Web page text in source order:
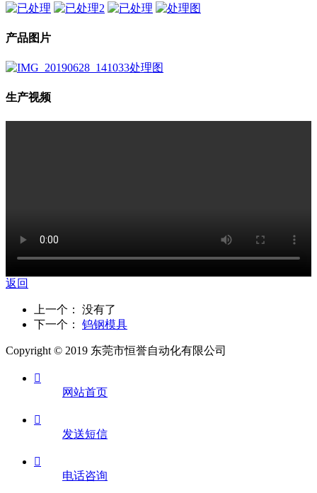
产品图片
生产视频
返回
上一个： 没有了
下一个： 钨钢模具
Copyright © 2019 东莞市恒誉自动化有限公司

网站首页

发送短信

电话咨询